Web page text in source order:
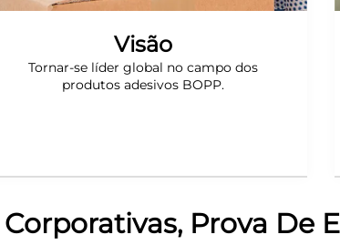
Visão
Tornar-se líder global no campo dos
produtos adesivos BOPP.
Prova De